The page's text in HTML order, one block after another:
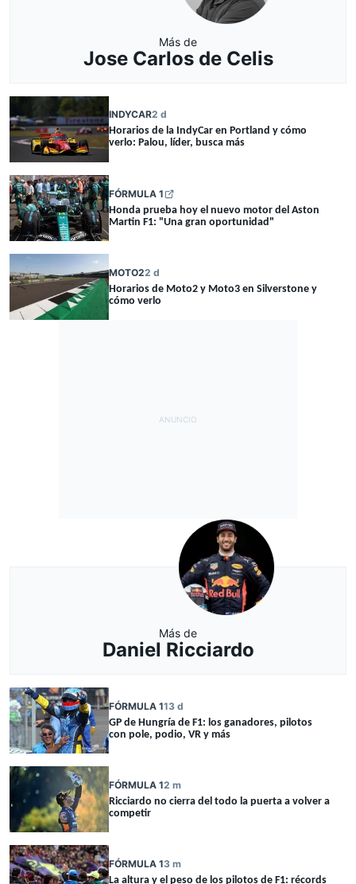
Más de
Jose Carlos de Celis
INDYCAR2 d
Horarios de la IndyCar en Portland y cómo
verlo: Palou, líder, busca más
FÓRMULA 1
Honda prueba hoy el nuevo motor del Aston
Martin F1: "Una gran oportunidad"
MOTO22 d
Horarios de Moto2 y Moto3 en Silverstone y
cómo verlo
Más de
Daniel Ricciardo
FÓRMULA 113 d
GP de Hungría de F1: los ganadores, pilotos
con pole, podio, VR y más
FÓRMULA 12 m
Ricciardo no cierra del todo la puerta a volver a
competir
FÓRMULA 13 m
La altura y el peso de los pilotos de F1: récords